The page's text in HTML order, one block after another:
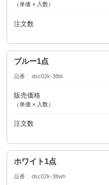
（単価 × 入数）
注文数
ブルー1点
品番 dsc02k-38bl
販売価格
（単価 × 入数）
注文数
ホワイト1点
品番 dsc02k-38wh